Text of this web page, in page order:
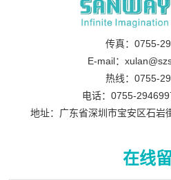
传真：0755-
E-mail：
热线：0755-
电话：0755-
地址：广东省深圳市宝安区石岩
在线